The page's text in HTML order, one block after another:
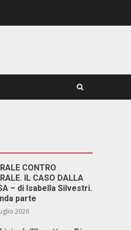
CONTRO
IL CASO DALLA
– di Isabella Silvestri.
parte
2026